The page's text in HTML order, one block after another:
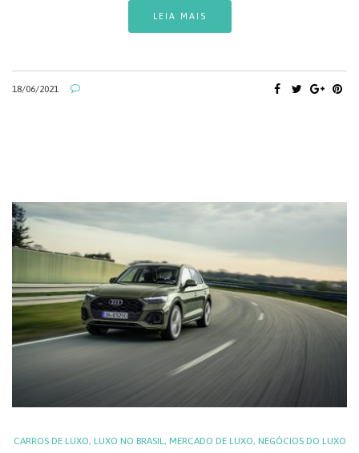
LEIA MAIS
18/06/2021
CARROS DE LUXO, LUXO NO BRASIL, MERCADO DE LUXO, NEGÓCIOS DO LUXO